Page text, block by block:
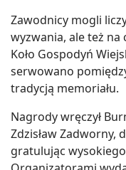
Zawodnicy mogli
wyzwania, ale też na
Koło Gospodyń
serwowano
tradycją memoriału.
Nagrody wręczył
Zdzisław Zadworny,
gratulując